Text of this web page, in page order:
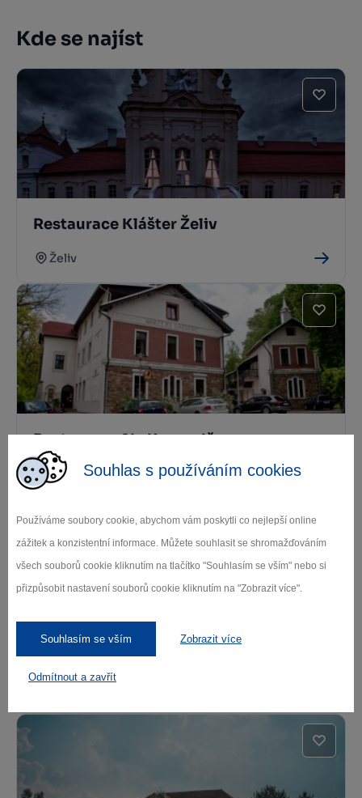
Souhlas s používáním cookies
Používáme soubory cookie, abychom vám poskytli co nejlepší online
zážitek a konzistentní informace. Můžete souhlasit se shromažďováním
všech souborů cookie kliknutím na tlačítko "Souhlasím se vším" nebo si
přizpůsobit nastavení souborů cookie kliknutím na "Zobrazit více".
Souhlasím se vším Zobrazit více
Odmítnout a zavřít
Kde se najíst
Restaurace Klášter Želiv
Želiv
Restaurace Na Kocandě
Želiv
Restaurace Sedlácký dvůr